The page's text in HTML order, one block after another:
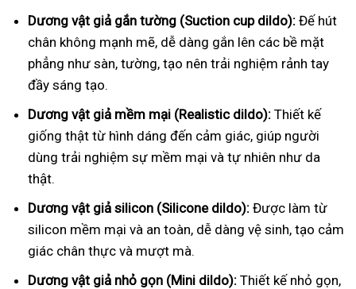
Dương vật giả gắn tường (Suction cup dildo): Đế hút
chân không mạnh mẽ, dễ dàng gắn lên các bề mặt
phẳng như sàn, tường, tạo nên trải nghiệm rảnh tay
đầy sáng tạo.
Dương vật giả mềm mại (Realistic dildo): Thiết kế
giống thật từ hình dáng đến cảm giác, giúp người
dùng trải nghiệm sự mềm mại và tự nhiên như da
thật.
Dương vật giả silicon (Silicone dildo): Được làm từ
silicon mềm mại và an toàn, dễ dàng vệ sinh, tạo cảm
giác chân thực và mượt mà.
Dương vật giả nhỏ gọn (Mini dildo): Thiết kế nhỏ gọn,